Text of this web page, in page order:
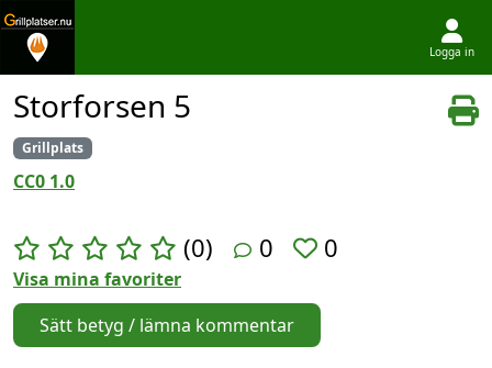
Logga in
Storforsen 5
Grillplats
CC0 1.0
(0) 0 0
Visa mina favoriter
Sätt betyg / lämna kommentar